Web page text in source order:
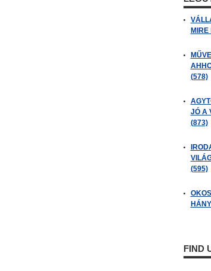
MIRE
(578)
JÓ A
(873)
(595)
FIND